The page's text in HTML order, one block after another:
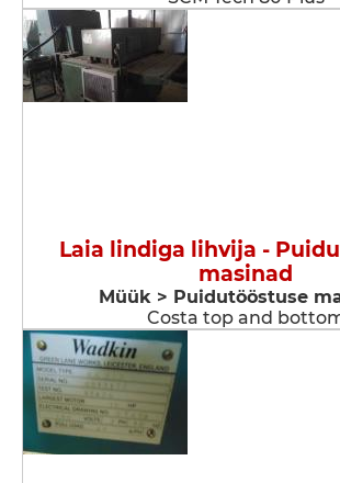
Laia lindiga lihvija -
masinad
Müük > Puidutööstuse
Costa top and